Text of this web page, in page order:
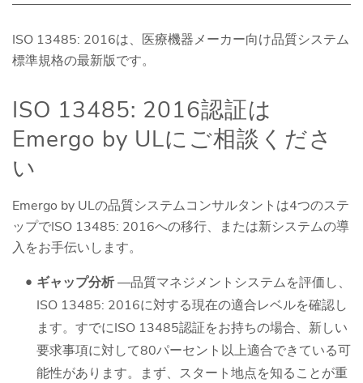
ISO 13485: 2016は、医療機器メーカー向け品質システム
標準規格の最新版です。
ISO 13485: 2016認証は
Emergo by ULにご相談くださ
い
Emergo by ULの品質システムコンサルタントは4つのステ
ップでISO 13485: 2016への移行、または新システムの導
入をお手伝いします。
ギャップ分析 ―品質マネジメントシステムを評価し、
ISO 13485: 2016に対する現在の適合レベルを確認し
ます。すでにISO 13485認証をお持ちの場合、新しい
要求事項に対して80パーセント以上適合できている可
能性があります。まず、スタート地点を知ることが重